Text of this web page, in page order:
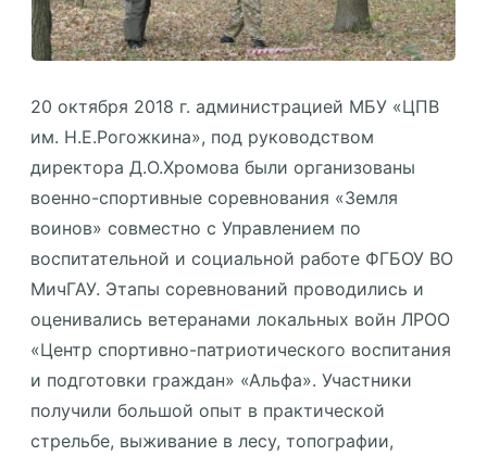
20 октября 2018 г. администрацией МБУ «ЦПВ
им. Н.Е.Рогожкина», под руководством
ди⁠ректора Д.О.Хромова были организованы
военно-спортивные соревнования «Земля
воинов» совместно с Управлением по
воспитательной и социальной работе ФГБОУ ВО
МичГАУ. Этапы соревнований проводились и
оценивались ветеранами локальных войн ЛРОО
«Центр спортивно-патриотического воспитания
и подготовки граждан» «Альфа». Участники
получили большой опыт в практической
стрельбе, выживание в лесу, топографии,